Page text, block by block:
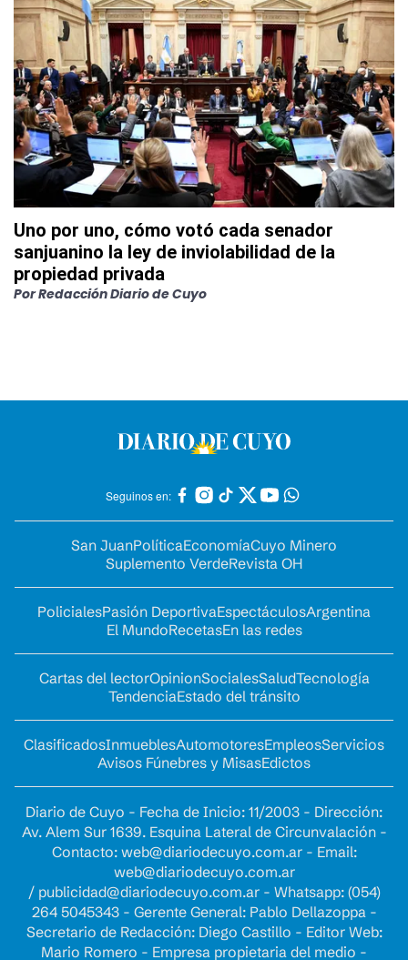
Uno por uno, cómo votó cada senador
sanjuanino la ley de inviolabilidad de la
propiedad privada
PorRedacción Diario de Cuyo
Seguinos en:
San JuanPolíticaEconomíaCuyo Minero
Suplemento VerdeRevista OH
PolicialesPasión DeportivaEspectáculosArgentina
El MundoRecetasEn las redes
Cartas del lectorOpinionSocialesSaludTecnología
TendenciaEstado del tránsito
ClasificadosInmueblesAutomotoresEmpleosServicios
Avisos Fúnebres y MisasEdictos
Diario de Cuyo - Fecha de Inicio: 11/2003 - Dirección:
Av. Alem Sur 1639. Esquina Lateral de Circunvalación -
Contacto: web@diariodecuyo.com.ar- Email:
web@diariodecuyo.com.ar
/ publicidad@diariodecuyo.com.ar- Whatsapp: (054)
264 5045343 - Gerente General: Pablo Dellazoppa -
Secretario de Redacción: Diego Castillo - Editor Web:
Mario Romero - Empresa propietaria del medio -